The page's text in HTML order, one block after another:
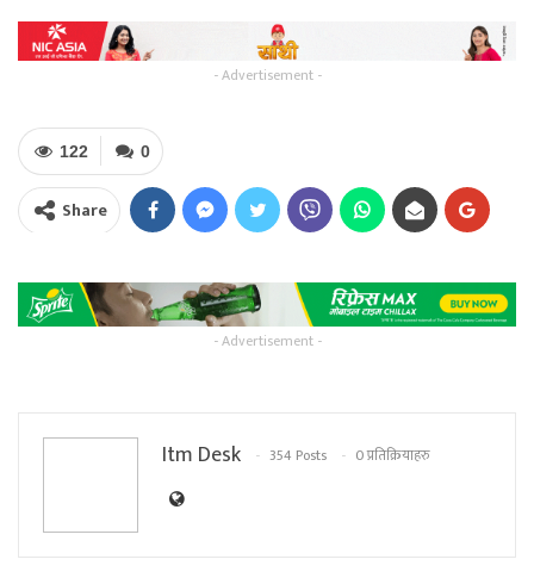
- Advertisement -
0
122
Share
- Advertisement -
Itm Desk 354 Posts 0 प्रतिक्रियाहरु